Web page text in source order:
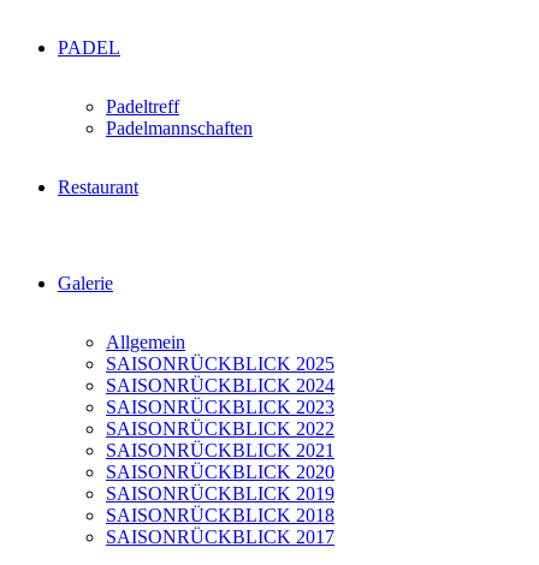
PADEL
Padeltreff
Padelmannschaften
Restaurant
Galerie
Allgemein
SAISONRÜCKBLICK 2025
SAISONRÜCKBLICK 2024
SAISONRÜCKBLICK 2023
SAISONRÜCKBLICK 2022
SAISONRÜCKBLICK 2021
SAISONRÜCKBLICK 2020
SAISONRÜCKBLICK 2019
SAISONRÜCKBLICK 2018
SAISONRÜCKBLICK 2017